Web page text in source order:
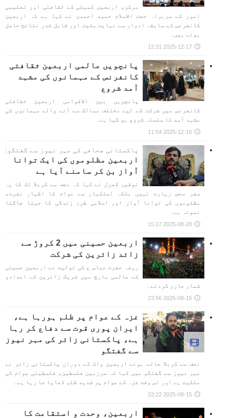
مرکزی اربعین کمیٹی کے ثقافتی اور تعلیمی
امور کے سربراہ حجت الاسلام حمید احمدی نے کہا ہے کہ اربعین
کانفرنس کے سابقہ ادوار سے نہایت مثبت اور قابل قدر نتائج حاصل
ہوئے ہیں۔
2025-12-17 12:31
پانچویں عالمی اربعین ثقافتی
کانفرنس کے مہمانوں کی مشہد
آمد شروع
پانچویں بین الاقوامی اربعین ثقافتی
کانفرنس میں شرکت کے لیے مختلف ممالک سے آنے والے مہمانوں کی
مشہد آمد کا سلسلہ شروع ہو گیا ہے۔
2025-12-16 11:54
پاکستانی صحافی کی مہر نیوز سے گفتگو:
اربعین مظلوموں کی ایک توانا
آواز بن کر سامنے آيا ہے
توقیر کھرل نے کہا کہ نجف سے کربلا تک کا یہ
سفر محض زیارت نہیں بلکہ استکبار سے عوام کا اظہار نفرت،
مظلوموں کی توانا آواز اور اسلامی طرز زندگی کا جیتا جاگتا
نمونہ ہے۔
2025-08-20 15:17
اربعین حسینی میں 2 کروڑ سے
زائد زائرین کی شرکت
روضہ حضرت عباس ع کی تولیت نے اربعین حسینی
کے عالمی مارچ میں شریک زائرین کے اعدادو
شمار جاری کردئے۔
2025-08-15 23:56
غزہ کے عوام پر ظلم ہورہا ہے،
ایران پوری قوت سے دفاع کر رہا
ہے، پاکستانی زائر کی مہر نیوز
سے گفتگو
نجف سے کربلا جاتے ہوئے اربعین واک کے دوران پاکستانی زائر نے
مہر نیوز سے گفتگو میں کہا کہ سرزمین فلسطین، فلسطینی عوام کی
ملکیت ہے اور اس وقت غزہ کے عوام پر شدید ظلم ڈھایا جا رہا ہے۔
2025-08-15 22:22
اربعین، وحدت و استقامت کا